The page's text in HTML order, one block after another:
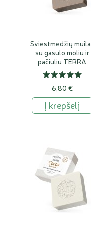
Sviestmedžių
su gasulo moliu ir
pačiuliu TERRA
6,80 €
Į krepšelį